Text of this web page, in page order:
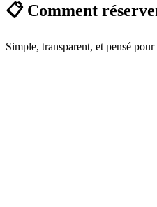
📋 Comment
Simple, transparent, et pensé pour